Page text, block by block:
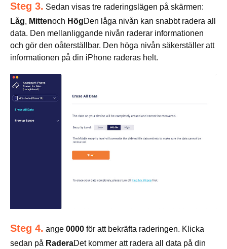
Steg 3. Sedan visas tre raderingslägen på skärmen:
Låg, Mittenoch HögDen låga nivån kan snabbt radera all
data. Den mellanliggande nivån raderar informationen
och gör den oåterställbar. Den höga nivån säkerställer att
informationen på din iPhone raderas helt.
Steg 4. ange 0000 för att bekräfta raderingen. Klicka
sedan på RaderaDet kommer att radera all data på din